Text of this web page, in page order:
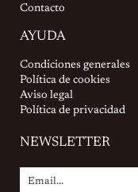
Contacto
AYUDA
Condiciones generales
Política de cookies
Aviso legal
Política de privacidad
NEWSLETTER